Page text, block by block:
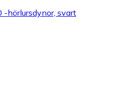
-hörlursdynor, svart